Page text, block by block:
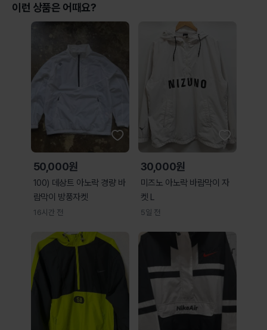
이런 상품은 어때요?
50,000원
100) 데상트 아노락 경량 바
람막이 방풍자켓
16시간 전
30,000원
미즈노 아노락 바람막이 자
켓 L
5일 전